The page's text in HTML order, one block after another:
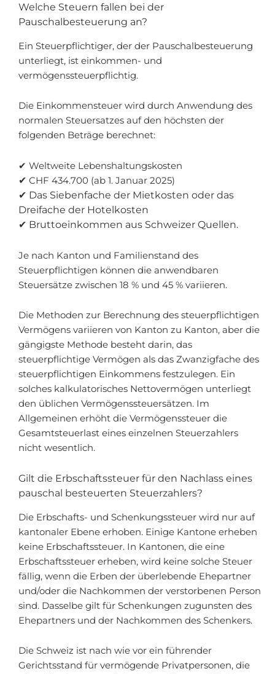
Welche Steuern fallen bei der
Pauschalbesteuerung an?
Ein Steuerpflichtiger, der der Pauschalbesteuerung
unterliegt, ist einkommen- und
vermögenssteuerpflichtig.
Die Einkommensteuer wird durch Anwendung des
normalen Steuersatzes auf den höchsten der
folgenden Beträge berechnet:
✔ Weltweite Lebenshaltungskosten
✔ CHF 434.700 (ab 1. Januar 2025)
✔ Das Siebenfache der Mietkosten oder das
Dreifache der Hotelkosten
✔ Bruttoeinkommen aus Schweizer Quellen.
Je nach Kanton und Familienstand des
Steuerpflichtigen können die anwendbaren
Steuersätze zwischen 18 % und 45 % variieren.
Die Methoden zur Berechnung des steuerpflichtigen
Vermögens variieren von Kanton zu Kanton, aber die
gängigste Methode besteht darin, das
steuerpflichtige Vermögen als das Zwanzigfache des
steuerpflichtigen Einkommens festzulegen. Ein
solches kalkulatorisches Nettovermögen unterliegt
den üblichen Vermögenssteuersätzen. Im
Allgemeinen erhöht die Vermögenssteuer die
Gesamtsteuerlast eines einzelnen Steuerzahlers
nicht wesentlich.
Gilt die Erbschaftssteuer für den Nachlass eines
pauschal besteuerten Steuerzahlers?
Die Erbschafts- und Schenkungssteuer wird nur auf
kantonaler Ebene erhoben. Einige Kantone erheben
keine Erbschaftssteuer. In Kantonen, die eine
Erbschaftssteuer erheben, wird keine solche Steuer
fällig, wenn die Erben der überlebende Ehepartner
und/oder die Nachkommen der verstorbenen Person
sind. Dasselbe gilt für Schenkungen zugunsten des
Ehepartners und der Nachkommen des Schenkers.
Die Schweiz ist nach wie vor ein führender
Gerichtsstand für vermögende Privatpersonen, die